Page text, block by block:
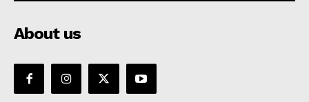
About us